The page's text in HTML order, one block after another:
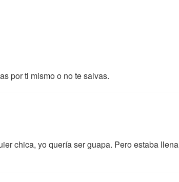
por ti mismo o no te salvas.
chica, yo quería ser guapa. Pero estaba llena